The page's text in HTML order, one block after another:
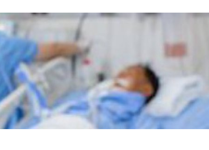
embargo, estas son las...